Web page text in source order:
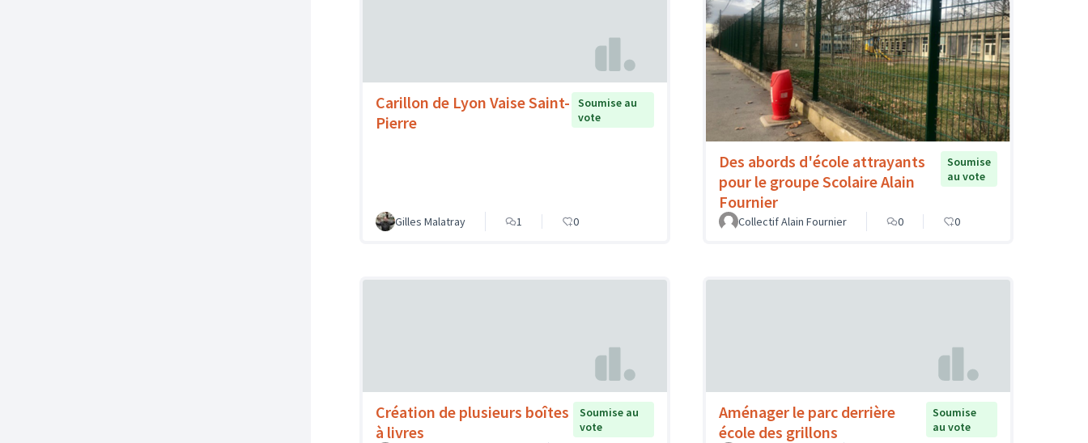
Carillon de Lyon Vaise Saint-
Pierre
Soumise au
vote
Gilles Malatray 1 0
Des abords d'école attrayants
pour le groupe Scolaire Alain
Fournier
Soumise
au vote
Collectif Alain Fournier 0 0
Création de plusieurs boîtes
à livres
Soumise au
vote
Aménager le parc derrière
école des grillons
Soumise
au vote